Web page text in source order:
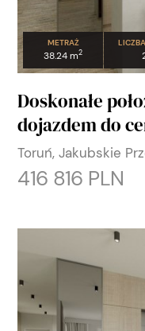
METRAŻ
38.24 m2
Doskonałe
dojazdem do
Toruń, Jakubskie
416 816 PLN